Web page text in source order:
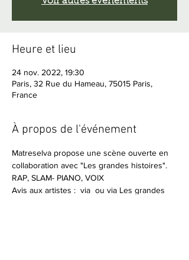
Heure et lieu
24 nov. 2022, 19:30
Paris, 32 Rue du Hameau, 75015 Paris,
France
À propos de l'événement
Matreselva propose une scène ouverte en
collaboration avec "Les grandes histoires".
RAP, SLAM- PIANO, VOIX
Avis aux artistes : via ou via Les grandes